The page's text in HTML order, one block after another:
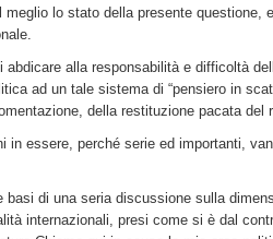
lo stato della presente questione,
alla responsabilità e difficoltà
ad un tale sistema di “pensiero in
della restituzione pacata del
essere, perché serie ed importanti,
basi di una seria discussione sulla
internazionali, presi come si è dal